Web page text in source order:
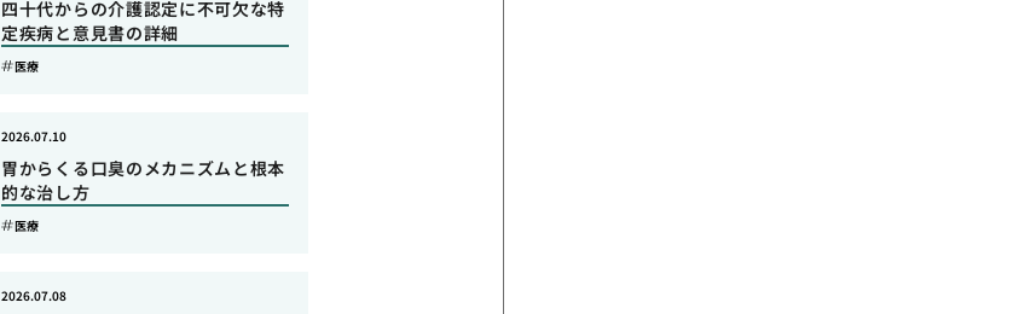
四十代からの介護認定に不可欠な特
定疾病と意見書の詳細
医療
胃からくる口臭のメカニズムと根本
的な治し方
2026.07.10
医療
2026.07.08